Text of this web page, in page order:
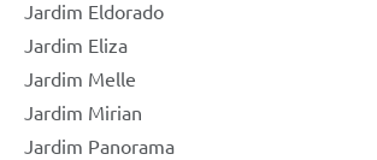
Jardim Eldorado
Jardim Eliza
Jardim Melle
Jardim Mirian
Jardim Panorama